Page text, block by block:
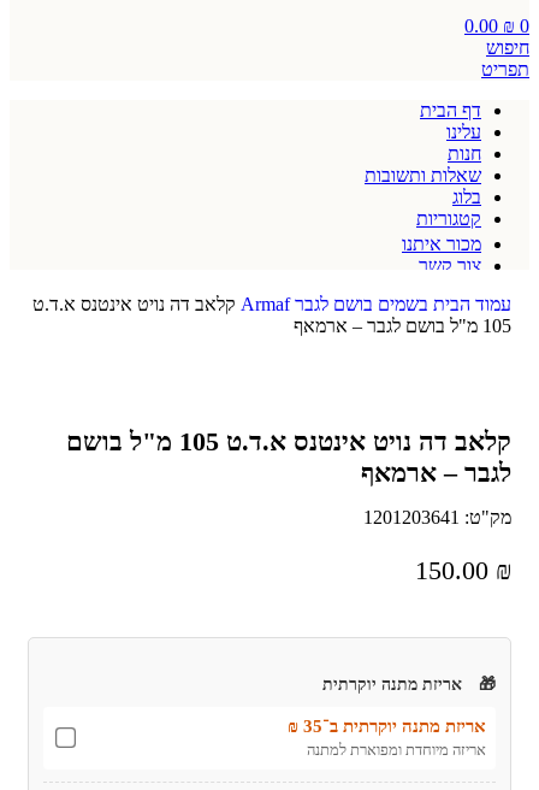
0
0.00 ₪
חיפוש
תפריט
דף הבית
עלינו
חנות
שאלות ותשובות
בלוג
קטגוריות
מכור איתנו
צור קשר
עמוד הבית בשמים בושם לגברArmaf קלאב דה נויט אינטנס א.ד.ט
105 מ"ל בושם לגבר – ארמאף
קלאב דה נויט אינטנס א.ד.ט 105 מ"ל בושם
לגבר – ארמאף
מק"ט: 1201203641
150.00 ₪
🎁 אריזת מתנה יוקרתית
אריזת מתנה יוקרתית ב־35 ₪
אריזה מיוחדת ומפוארת למתנה